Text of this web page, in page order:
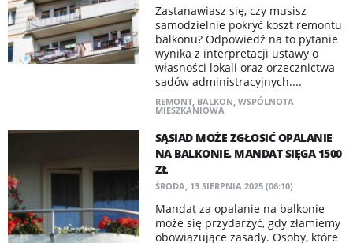
Zastanawiasz się, czy musisz
samodzielnie pokryć koszt remontu
balkonu? Odpowiedź na to pytanie
wynika z interpretacji ustawy o
własności lokali oraz orzecznictwa
sądów administracyjnych....
REMONT, BALKON, WSPÓLNOTA
MIESZKANIOWA
SĄSIAD MOŻE ZGŁOSIĆ OPALANIE
NA BALKONIE. MANDAT SIĘGA 1500
ZŁ
ŚRODA, 13 SIERPNIA 2025 (06:10)
Mandat za opalanie na balkonie
może się przydarzyć, gdy złamiemy
obowiązujące zasady. Osoby, które